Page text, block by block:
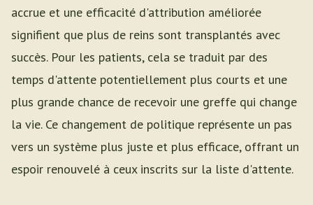
accrue et une efficacité d'attribution améliorée
signifient que plus de reins sont transplantés avec
succès. Pour les patients, cela se traduit par des
temps d'attente potentiellement plus courts et une
plus grande chance de recevoir une greffe qui change
la vie. Ce changement de politique représente un pas
vers un système plus juste et plus efficace, offrant un
espoir renouvelé à ceux inscrits sur la liste d'attente.